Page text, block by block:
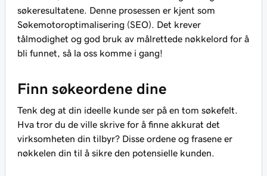
søkeresultatene. Denne prosessen er kjent som
Søkemotoroptimalisering (SEO). Det krever
tålmodighet og god bruk av målrettede nøkkelord for å
bli funnet, så la oss komme i gang!
Finn søkeordene dine
Tenk deg at din ideelle kunde ser på en tom søkefelt.
Hva tror du de ville skrive for å finne akkurat det
virksomheten din tilbyr? Disse ordene og frasene er
nøkkelen din til å sikre den potensielle kunden.